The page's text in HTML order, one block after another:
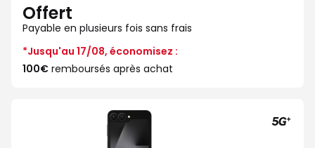
Offert
Payable en plusieurs fois sans frais
*Jusqu'au 17/08, économisez :
100€ remboursés après achat